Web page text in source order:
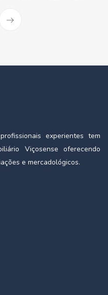
experientes tem
Viçosense oferecendo
e mercadológicos.